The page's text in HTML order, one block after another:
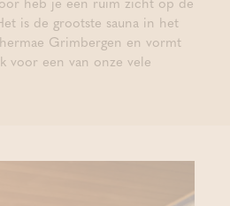
is de grootste sauna in het
Grimbergen en vormt
voor een van onze vele